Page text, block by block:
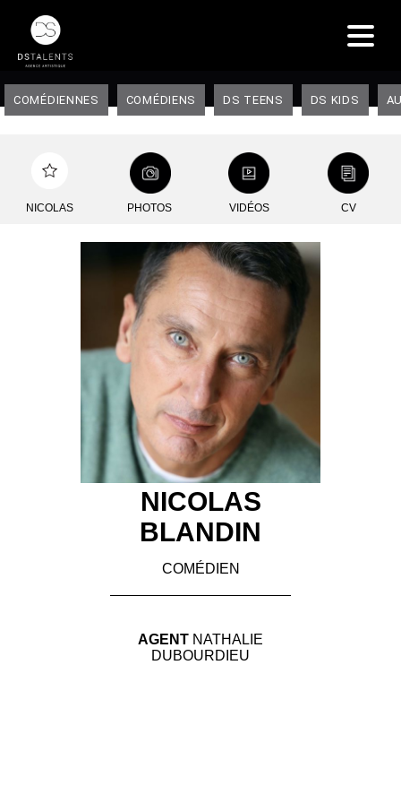
COMÉDIENNES COMÉDIENS DS TEENS DS KIDS
NICOLAS PHOTOS VIDÉOS CV
NICOLAS
BLANDIN
COMÉDIEN
AGENT NATHALIE
DUBOURDIEU